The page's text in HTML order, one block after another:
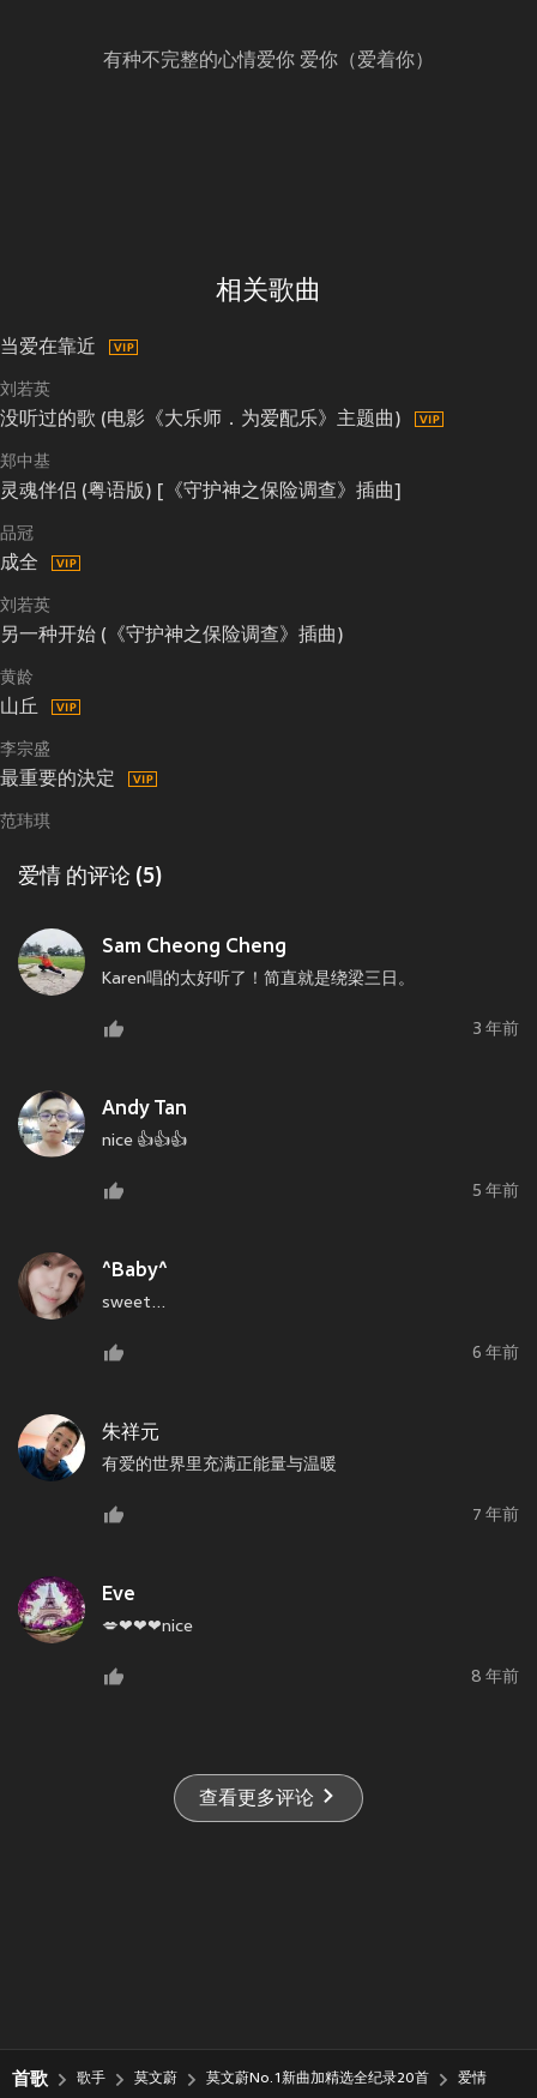
有种不完整的心情爱你 爱你（爱着你）
相关歌曲
当爱在靠近
刘若英
没听过的歌 (电影《大乐师．为爱配乐》主题曲)
郑中基
灵魂伴侣 (粤语版) [《守护神之保险调查》插曲]
品冠
成全
刘若英
另一种开始 (《守护神之保险调查》插曲)
黄龄
山丘
李宗盛
最重要的決定
范玮琪
爱情 的评论 (5)
Sam Cheong Cheng
Karen唱的太好听了！简直就是绕梁三日。
3 年前
Andy Tan
nice 👍👍👍
5 年前
^Baby^
sweet...
6 年前
朱祥元
有爱的世界里充满正能量与温暖
7 年前
Eve
💋❤❤❤nice
8 年前
查看更多评论
首歌 歌手 莫文蔚 莫文蔚No.1新曲加精选全纪录20首 爱情